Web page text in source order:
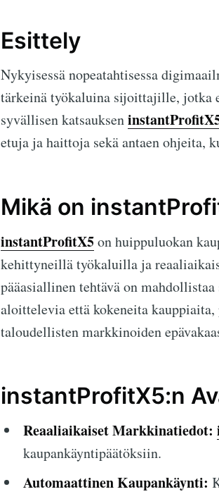
Esittely
Nykyisessä nopeatahtisessa
tärkeinä työkaluina sijoittajille, jotka
syvällisen katsauksen
etuja ja haittoja sekä antaen ohjeita,
Mikä on
instantProfitX5on huippuluokan
kehittyneillä työkaluilla ja
pääasiallinen tehtävä on
aloittelevia että kokeneita
taloudellisten markkinoiden
instantProfitX5:n
Reaaliaikaiset Markkinatiedot:
kaupankäyntipäätöksiin.
Automaattinen Kaupankäynti: